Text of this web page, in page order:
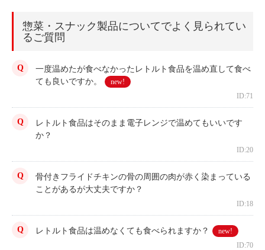
惣菜・スナック製品についてでよく見られてい
るご質問
一度温めたが食べなかったレトルト食品を温め直して食べ
ても良いですか。
new!
ID:71
レトルト食品はそのまま電子レンジで温めてもいいです
か？
ID:20
骨付きフライドチキンの骨の周囲の肉が赤く染まっている
ことがあるが大丈夫ですか？
ID:18
レトルト食品は温めなくても食べられますか？
new!
ID:70